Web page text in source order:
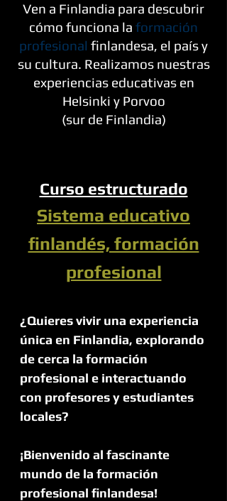
Ven a Finlandia para descubrir
cómo funciona la formación
profesional finlandesa, el país y
su cultura. Realizamos nuestras
experiencias educativas en
Helsinki y Porvoo
(sur de Finlandia)
Curso estructurado
Sistema educativo
finlandés, formación
profesional
¿Quieres vivir una experiencia
única en Finlandia, explorando
de cerca la formación
profesional e interactuando
con profesores y estudiantes
locales?
¡Bienvenido al fascinante
mundo de la formación
profesional finlandesa!